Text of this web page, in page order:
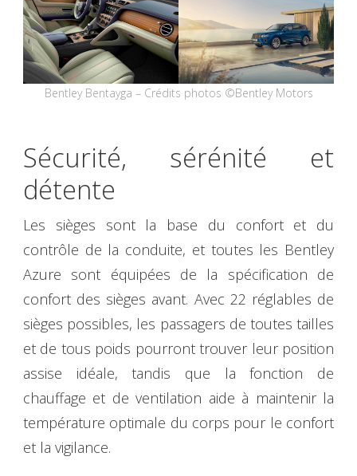
Bentley Bentayga – Crédits photos ©Bentley Motors
Sécurité, sérénité et
détente
Les sièges sont la base du confort et du
contrôle de la conduite, et toutes les Bentley
Azure sont équipées de la spécification de
confort des sièges avant. Avec 22 réglables de
sièges possibles, les passagers de toutes tailles
et de tous poids pourront trouver leur position
assise idéale, tandis que la fonction de
chauffage et de ventilation aide à maintenir la
température optimale du corps pour le confort
et la vigilance.